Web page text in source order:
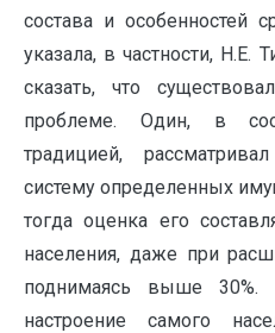
состава и особенностей
указала, в частности,
сказать, что
проблеме. Один, в
традицией,
систему определенных
тогда оценка его
населения, даже при
поднимаясь выше 30%.
настроение самого